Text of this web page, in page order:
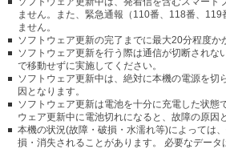
ません。また、緊急通報（110番、118番、119
ません。
ソフトウェア更新の完了までに最大20分程度か
ソフトウェア更新を行う際は通信が切断されな
で移動せずに実施してください。
ソフトウェア更新中は、絶対に本機の電源を切
因となります。
ソフトウェア更新は電池を十分に充電した状態
ウェア更新中に電池切れになると、故障の原因
本機の状況(故障・破損・水濡れ等)によっては
損・消失されることがあります。 必要なデー